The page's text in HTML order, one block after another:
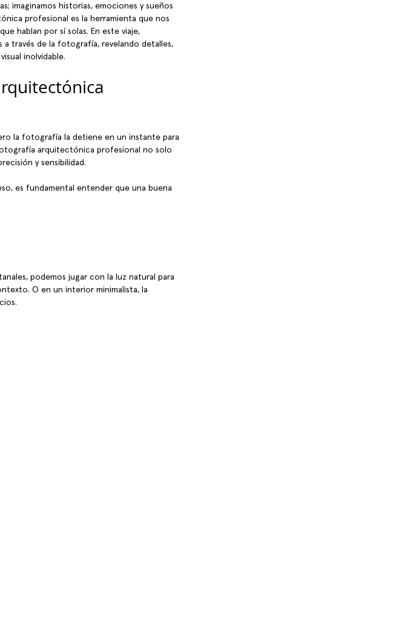
imaginamos historias, emociones y sueños
profesional es la herramienta que nos
hablan por sí solas. En este viaje,
través de la fotografía, revelando detalles,
inolvidable.
la fotografía la detiene en un instante para
arquitectónica profesional no solo
y sensibilidad.
es fundamental entender que una buena
podemos jugar con la luz natural para
O en un interior minimalista, la